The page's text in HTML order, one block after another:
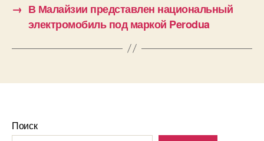
→ В Малайзии представлен национальный
электромобиль под маркой Perodua
Поиск